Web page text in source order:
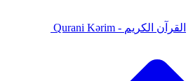
Qurani Kərim - القرآن الكريم